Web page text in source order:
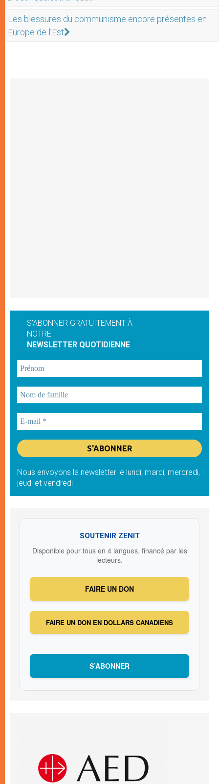
Les blessures du communisme encore présentes en
Europe de l’Est
S'ABONNER GRATUITEMENT À
NOTRE
NEWSLETTER QUOTIDIENNE
Nous envoyons la newsletter le lundi, mardi, mercredi,
jeudi et vendredi
SOUTENIR ZENIT
Disponible pour tous en 4 langues, financé par les
lecteurs.
FAIRE UN DON
FAIRE UN DON EN DOLLARS CANADIENS
S’ABONNER